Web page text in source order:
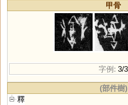
甲骨
字例: 3/3
(部件樹)
釋